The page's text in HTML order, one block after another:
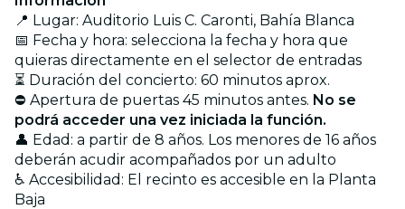
📍 Lugar: Auditorio Luis C. Caronti, Bahía Blanca
📅 Fecha y hora: selecciona la fecha y hora que
quieras directamente en el selector de entradas
⏳ Duración del concierto: 60 minutos aprox.
⛔ Apertura de puertas 45 minutos antes. No se
podrá acceder una vez iniciada la función.
👤 Edad: a partir de 8 años. Los menores de 16 años
deberán acudir acompañados por un adulto
♿ Accesibilidad: El recinto es accesible en la Planta
Baja